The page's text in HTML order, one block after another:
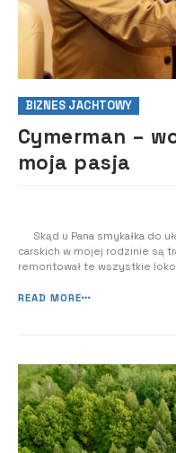
BIZNES JACHTOWY
Cymerman –
moja pasja
Skąd u Pana smykałka do
carskich w mojej rodzinie są
remontował te wszystkie
prowadzili swoje warsztaty,
READ MORE